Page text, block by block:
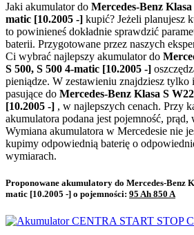
Jaki akumulator do Mercedes-Benz
matic [10.2005 -] kupić? Jeżeli planujesz
to powinieneś dokładnie sprawdzić
baterii. Przygotowane przez naszych
Ci wybrać najlepszy akumulator do
S 500, S 500 4-matic [10.2005 -]
pieniądze. W zestawieniu znajdziesz tylko
pasujące do Mercedes-Benz Klasa S
[10.2005 -] , w najlepszych cenach. Przy
akumulatora podana jest pojemność, prąd,
Wymiana akumulatora w Mercedesie nie
kupimy odpowiednią baterię o
wymiarach.
Proponowane akumulatory do Mercedes-Benz
matic [10.2005 -] o pojemności: 95 Ah 850 A